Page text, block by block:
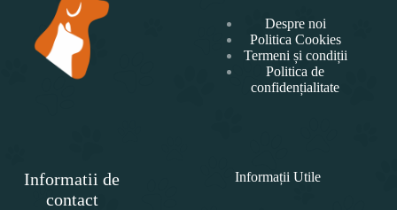
Despre noi
Politica Cookies
Termeni și condiții
Politica de
confidențialitate
Informatii de
contact
Informații Utile